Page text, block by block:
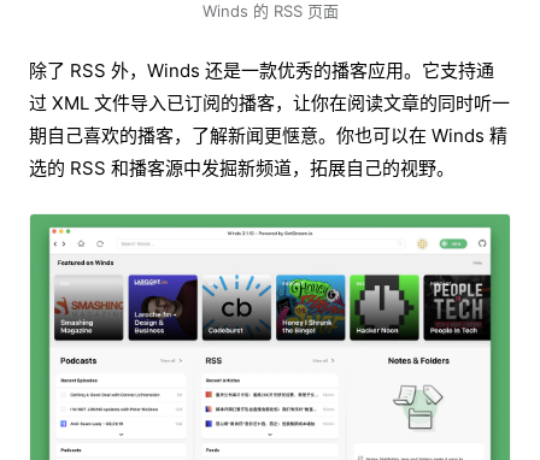
Winds 的 RSS 页面
除了 RSS 外，Winds 还是一款优秀的播客应用。它支持通
过 XML 文件导入已订阅的播客，让你在阅读文章的同时听一
期自己喜欢的播客，了解新闻更惬意。你也可以在 Winds 精
选的 RSS 和播客源中发掘新频道，拓展自己的视野。